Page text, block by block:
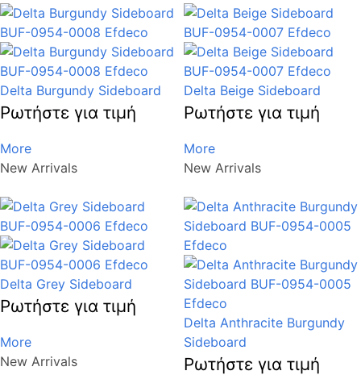
Delta Burgundy Sideboard
Ρωτήστε για τιμή
More
New Arrivals
Delta Beige Sideboard
Ρωτήστε για τιμή
More
New Arrivals
Delta Grey Sideboard
Ρωτήστε για τιμή
More
New Arrivals
Delta Anthracite Burgundy
Sideboard
Ρωτήστε για τιμή